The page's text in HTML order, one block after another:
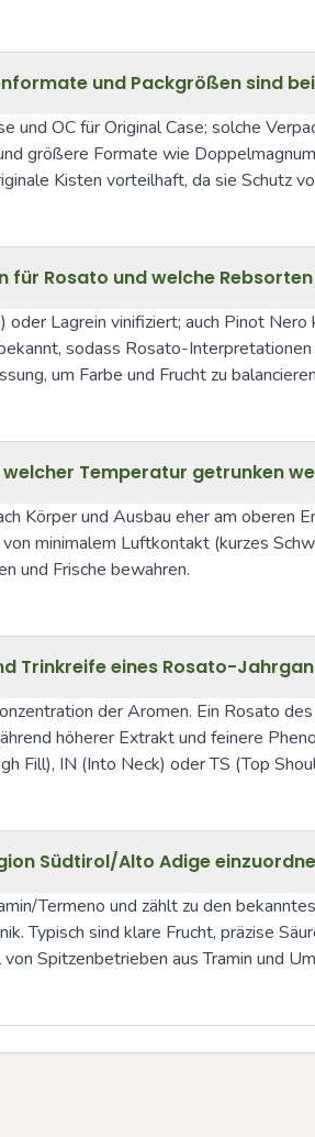
und Packgrößen sind
OC für Original Case; solche
größere Formate wie
Kisten vorteilhaft, da sie Schutz
Rosato und welche
Lagrein vinifiziert; auch Pinot
sodass Rosato-
um Farbe und Frucht zu
Temperatur getrunken
Körper und Ausbau eher am oberen
minimalem Luftkontakt (kurzes
und Frische bewahren.
Trinkreife eines Rosato-
der Aromen. Ein Rosato
höherer Extrakt und feinere
Fill), IN (Into Neck) oder TS (Top
Südtirol/Alto Adige
Termeno und zählt zu den
Typisch sind klare Frucht, präzise
Spitzenbetrieben aus Tramin und